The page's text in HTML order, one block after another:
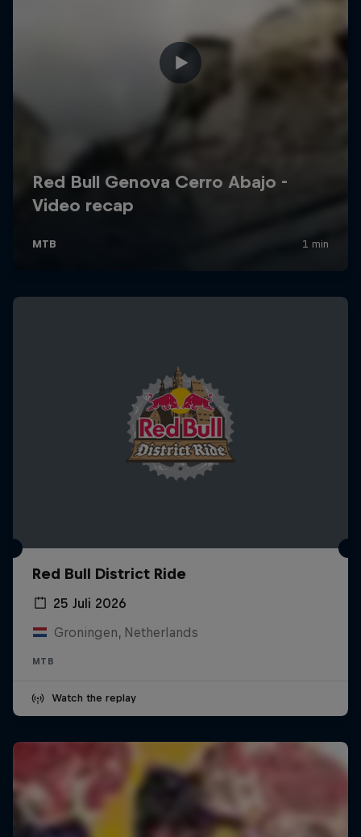
Red Bull District Ride
25 Juli 2026
Groningen, Netherlands
MTB
Watch the replay